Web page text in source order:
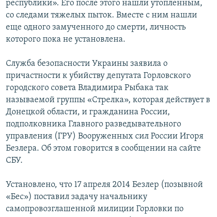
республики». Его после этого нашли утопленным,
со следами тяжелых пыток. Вместе с ним нашли
еще одного замученного до смерти, личность
которого пока не установлена.
Служба безопасности Украины заявила о
причастности к убийству депутата Горловского
городского совета Владимира Рыбака так
называемой группы «Стрелка», которая действует в
Донецкой области, и гражданина России,
подполковника Главного разведывательного
управления (ГРУ) Вооруженных сил России Игоря
Безлера. Об этом говорится в сообщении на сайте
СБУ.
Установлено, что 17 апреля 2014 Безлер (позывной
«Бес») поставил задачу начальнику
самопровозглашенной милиции Горловки по